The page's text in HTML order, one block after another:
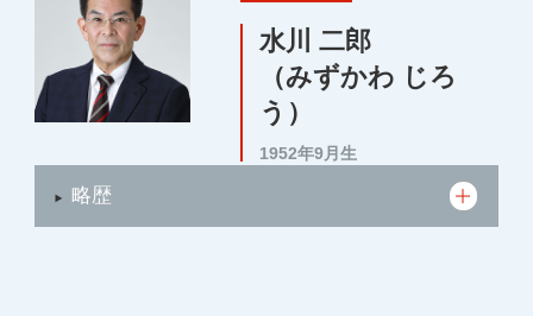
水川 二郎
（みずかわ じろ
う）
1952年9月生
略歴